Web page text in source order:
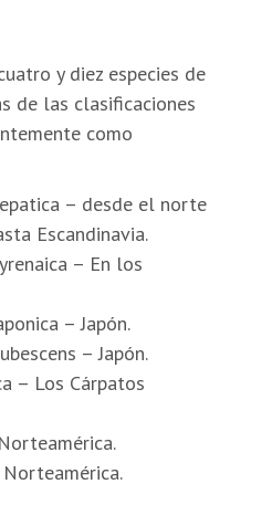
y diez especies de
de las clasificaciones
como
– desde el norte
Escandinavia.
– En los
– Japón.
– Japón.
– Los Cárpatos